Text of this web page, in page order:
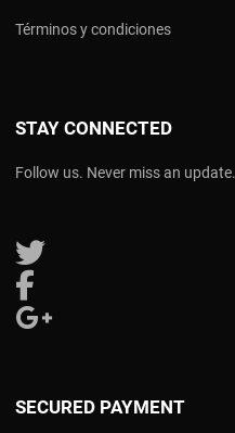
Términos y condiciones
STAY CONNECTED
Follow us. Never miss an update.
Follow us on Twitter
SECURED PAYMENT